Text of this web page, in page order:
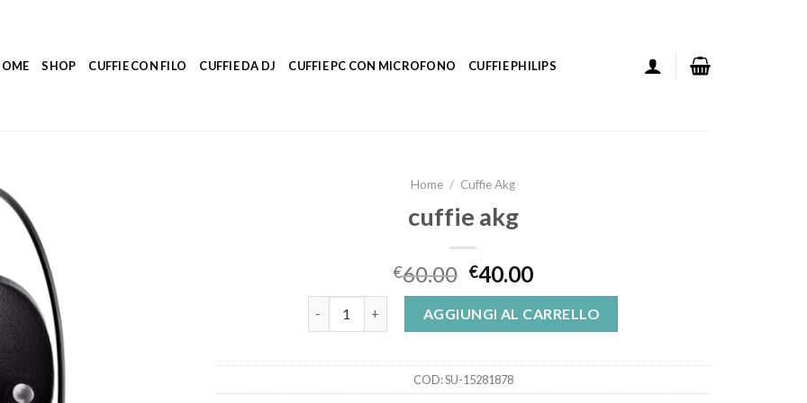
SHOP CUFFIE CON FILO CUFFIE DA DJ CUFFIE PC CON MICROFONO CUFFIE PHILIPS
Home / Cuffie Akg
cuffie akg
€60.00 €40.00
AGGIUNGI AL CARRELLO
COD:SU-15281878